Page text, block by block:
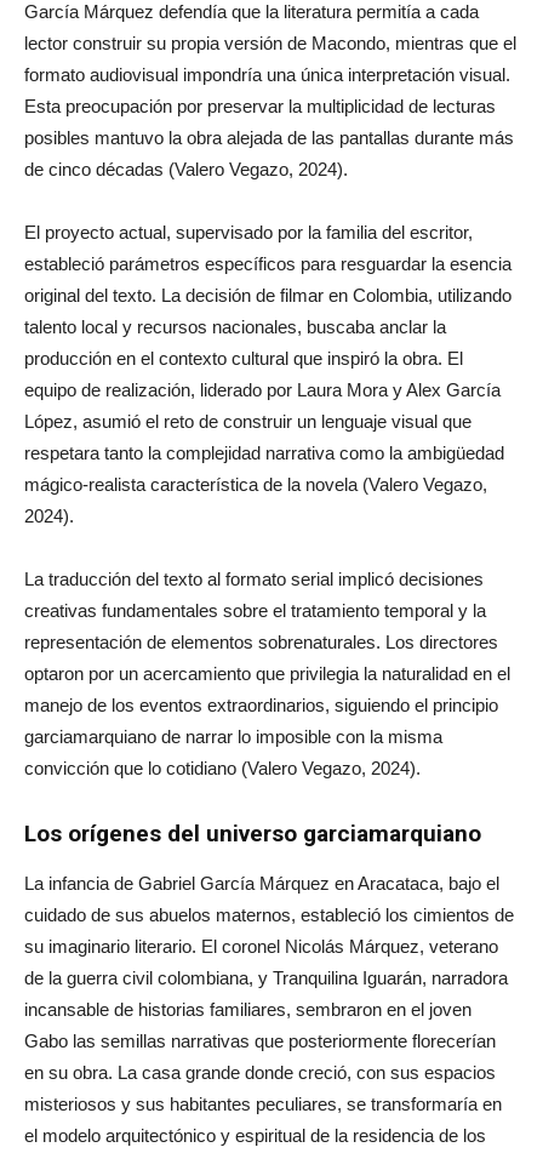
García Márquez defendía que la literatura permitía a cada
lector construir su propia versión de Macondo, mientras que el
formato audiovisual impondría una única interpretación visual.
Esta preocupación por preservar la multiplicidad de lecturas
posibles mantuvo la obra alejada de las pantallas durante más
de cinco décadas (Valero Vegazo, 2024).
El proyecto actual, supervisado por la familia del escritor,
estableció parámetros específicos para resguardar la esencia
original del texto. La decisión de filmar en Colombia, utilizando
talento local y recursos nacionales, buscaba anclar la
producción en el contexto cultural que inspiró la obra. El
equipo de realización, liderado por Laura Mora y Alex García
López, asumió el reto de construir un lenguaje visual que
respetara tanto la complejidad narrativa como la ambigüedad
mágico-realista característica de la novela (Valero Vegazo,
2024).
La traducción del texto al formato serial implicó decisiones
creativas fundamentales sobre el tratamiento temporal y la
representación de elementos sobrenaturales. Los directores
optaron por un acercamiento que privilegia la naturalidad en el
manejo de los eventos extraordinarios, siguiendo el principio
garciamarquiano de narrar lo imposible con la misma
convicción que lo cotidiano (Valero Vegazo, 2024).
Los orígenes del universo garciamarquiano
La infancia de Gabriel García Márquez en Aracataca, bajo el
cuidado de sus abuelos maternos, estableció los cimientos de
su imaginario literario. El coronel Nicolás Márquez, veterano
de la guerra civil colombiana, y Tranquilina Iguarán, narradora
incansable de historias familiares, sembraron en el joven
Gabo las semillas narrativas que posteriormente florecerían
en su obra. La casa grande donde creció, con sus espacios
misteriosos y sus habitantes peculiares, se transformaría en
el modelo arquitectónico y espiritual de la residencia de los